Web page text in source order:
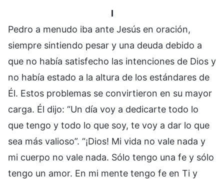
I
Pedro a menudo iba ante Jesús en oración,
siempre sintiendo pesar y una deuda debido a
que no había satisfecho las intenciones de Dios y
no había estado a la altura de los estándares de
Él. Estos problemas se convirtieron en su mayor
carga. Él dijo: “Un día voy a dedicarte todo lo
que tengo y todo lo que soy, te voy a dar lo que
sea más valioso”. “¡Dios! Mi vida no vale nada y
mi cuerpo no vale nada. Sólo tengo una fe y sólo
tengo un amor. En mi mente tengo fe en Ti y